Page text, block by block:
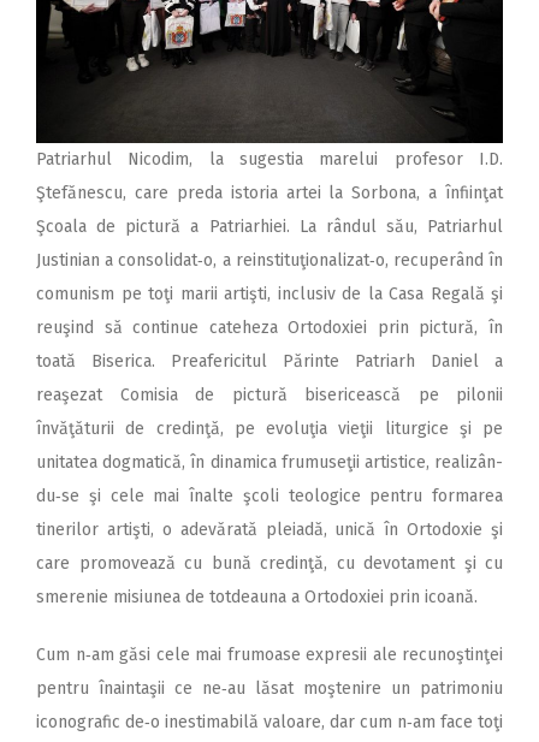
Patriarhul Nicodim, la sugestia marelui profesor I.D.
Ştefănescu, care preda istoria artei la Sorbona, a înfiinţat
Şcoala de pictură a Patriarhiei. La rândul său, Patriarhul
Justinian a consolidat‑o, a reinstituţionalizat‑o, recuperând în
comunism pe toţi marii artişti, inclusiv de la Casa Regală şi
reuşind să continue cateheza Ortodoxiei prin pictură, în
toată Biserica. Preafericitul Părinte Patriarh Daniel a
reaşezat Comisia de pictură bisericească pe pilonii
învăţăturii de credinţă, pe evoluţia vieţii liturgice şi pe
unitatea dogmatică, în dinamica frumuseţii artistice, realizân­
du‑se şi cele mai înalte şcoli teologice pentru formarea
tinerilor artişti, o adevărată pleiadă, unică în Ortodoxie şi
care promovează cu bună credinţă, cu devotament şi cu
smerenie misiunea de totdeauna a Ortodoxiei prin icoană.
Cum n‑am găsi cele mai frumoase expresii ale recunoştinţei
pentru înaintaşii ce ne‑au lăsat moştenire un patrimoniu
iconografic de‑o inestimabilă valoare, dar cum n‑am face toţi